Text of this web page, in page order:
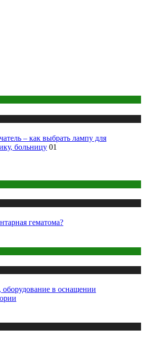
– как выбрать лампу для
больницу 01
гематома?
в оснащении